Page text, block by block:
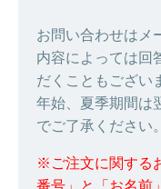
お問い合わせはメ
内容によっては回
だくこともござい
年始、夏季期間は
でご了承ください。
※ご注文に関する
番号」と「お名前